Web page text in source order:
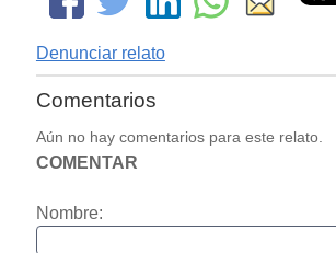
Denunciar relato
Comentarios
Aún no hay comentarios para este relato.
COMENTAR
Nombre: